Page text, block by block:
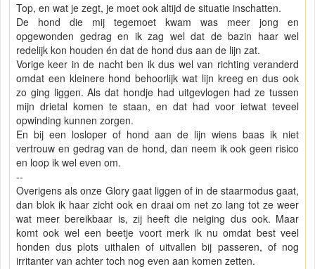
Top, en wat je zegt, je moet ook altijd de situatie inschatten.
De hond die mij tegemoet kwam was meer jong en
opgewonden gedrag en ik zag wel dat de bazin haar wel
redelijk kon houden én dat de hond dus aan de lijn zat.
Vorige keer in de nacht ben ik dus wel van richting veranderd
omdat een kleinere hond behoorlijk wat lijn kreeg en dus ook
zo ging liggen. Als dat hondje had uitgevlogen had ze tussen
mijn drietal komen te staan, en dat had voor ietwat teveel
opwinding kunnen zorgen.
En bij een losloper of hond aan de lijn wiens baas ik niet
vertrouw en gedrag van de hond, dan neem ik ook geen risico
en loop ik wel even om.
--
Overigens als onze Glory gaat liggen of in de staarmodus gaat,
dan blok ik haar zicht ook en draai om net zo lang tot ze weer
wat meer bereikbaar is, zij heeft die neiging dus ook. Maar
komt ook wel een beetje voort merk ik nu omdat best veel
honden dus plots uithalen of uitvallen bij passeren, of nog
irritanter van achter toch nog even aan komen zetten.